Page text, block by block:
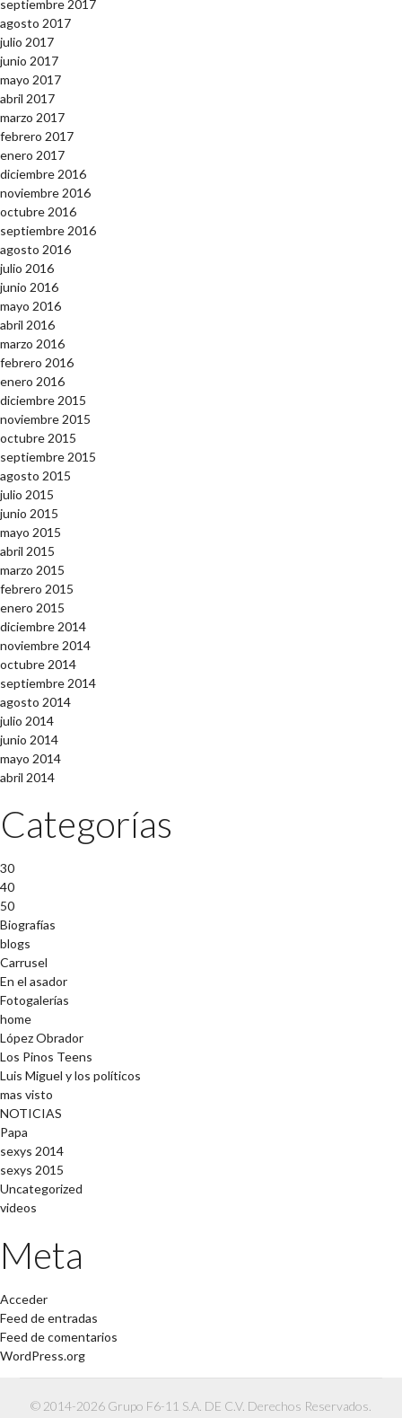
septiembre 2017
agosto 2017
julio 2017
junio 2017
mayo 2017
abril 2017
marzo 2017
febrero 2017
enero 2017
diciembre 2016
noviembre 2016
octubre 2016
septiembre 2016
agosto 2016
julio 2016
junio 2016
mayo 2016
abril 2016
marzo 2016
febrero 2016
enero 2016
diciembre 2015
noviembre 2015
octubre 2015
septiembre 2015
agosto 2015
julio 2015
junio 2015
mayo 2015
abril 2015
marzo 2015
febrero 2015
enero 2015
diciembre 2014
noviembre 2014
octubre 2014
septiembre 2014
agosto 2014
julio 2014
junio 2014
mayo 2014
abril 2014
Categorías
30
40
50
Biografías
blogs
Carrusel
En el asador
Fotogalerías
home
López Obrador
Los Pinos Teens
Luis Miguel y los políticos
mas visto
NOTICIAS
Papa
sexys 2014
sexys 2015
Uncategorized
videos
Meta
Acceder
Feed de entradas
Feed de comentarios
WordPress.org
© 2014-2026 Grupo F6-11 S.A. DE C.V. Derechos Reservados.